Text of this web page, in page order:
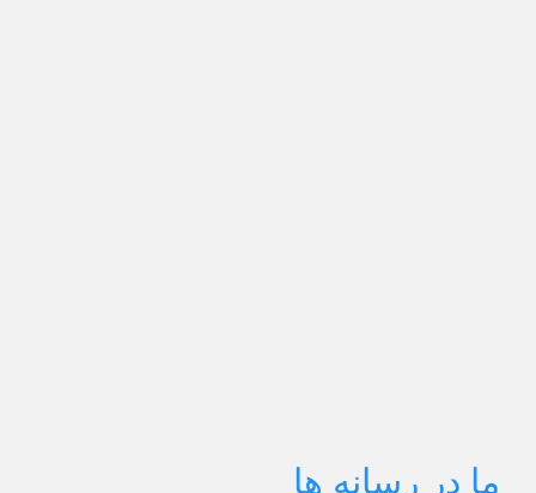
ما در رسانه ها